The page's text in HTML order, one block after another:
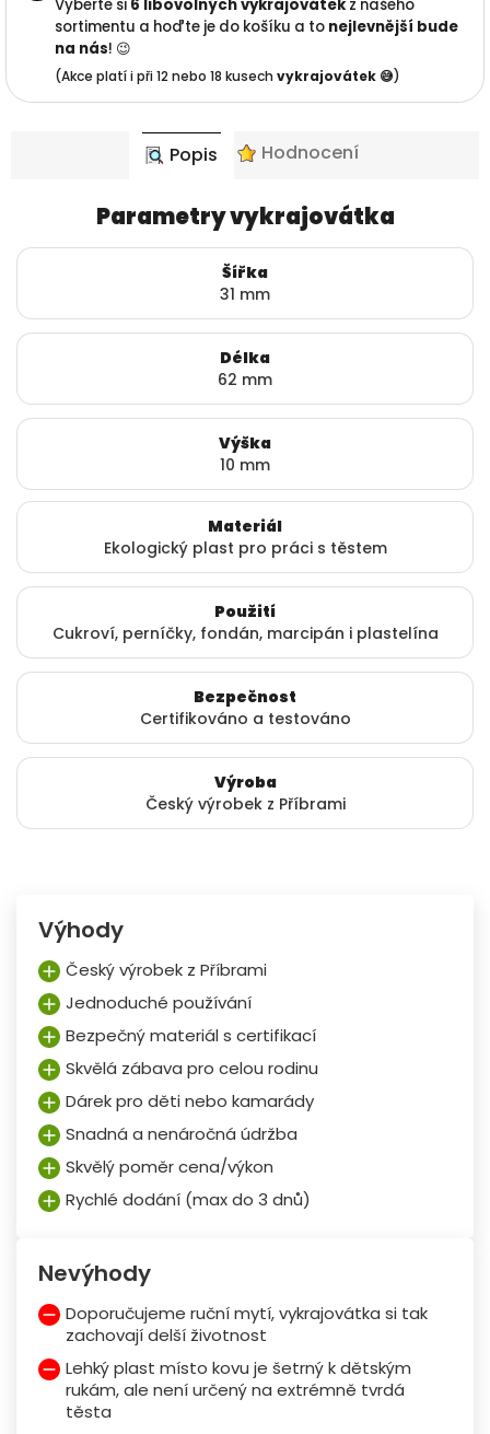
Vyberte si 6 libovolných vykrajovátek z našeho
sortimentu a hoďte je do košíku a to nejlevnější bude
na nás! 😉
(Akce platí i při 12 nebo 18 kusech vykrajovátek 😅)
Popis Hodnocení
Parametry vykrajovátka
Šířka
31 mm
Délka
62 mm
Výška
10 mm
Materiál
Ekologický plast pro práci s těstem
Použití
Cukroví, perníčky, fondán, marcipán i plastelína
Bezpečnost
Certifikováno a testováno
Výroba
Český výrobek z Příbrami
Výhody
Český výrobek z Příbrami
Jednoduché používání
Bezpečný materiál s certifikací
Skvělá zábava pro celou rodinu
Dárek pro děti nebo kamarády
Snadná a nenáročná údržba
Skvělý poměr cena/výkon
Rychlé dodání (max do 3 dnů)
Nevýhody
Doporučujeme ruční mytí, vykrajovátka si tak
zachovají delší životnost
Lehký plast místo kovu je šetrný k dětským
rukám, ale není určený na extrémně tvrdá
těsta